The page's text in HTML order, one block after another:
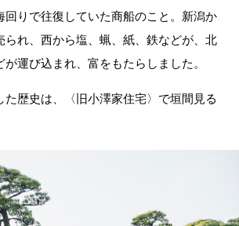
回りで往復していた商船のこと。新潟か
られ、西から塩、蝋、紙、鉄などが、北
運び込まれ、富をもたらしました。
た歴史は、〈旧小澤家住宅〉で垣間見る